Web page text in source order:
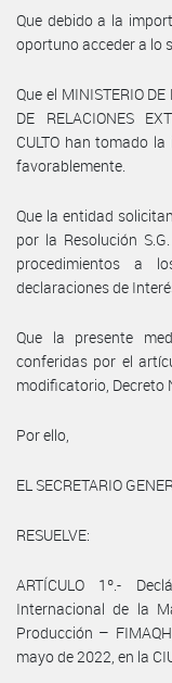
Que debido a la
oportuno acceder a lo
Que el MINISTERIO DE
DE RELACIONES
CULTO han tomado
favorablemente.
Que la entidad
por la Resolución
procedimientos a
declaraciones de
Que la presente
conferidas por el
modificatorio, Decreto
Por ello,
EL SECRETARIO
RESUELVE:
ARTÍCULO 1º.-
Internacional de la
Producción –
mayo de 2022, en la